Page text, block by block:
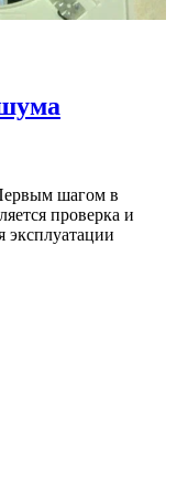
шагом в
проверка и
эксплуатации